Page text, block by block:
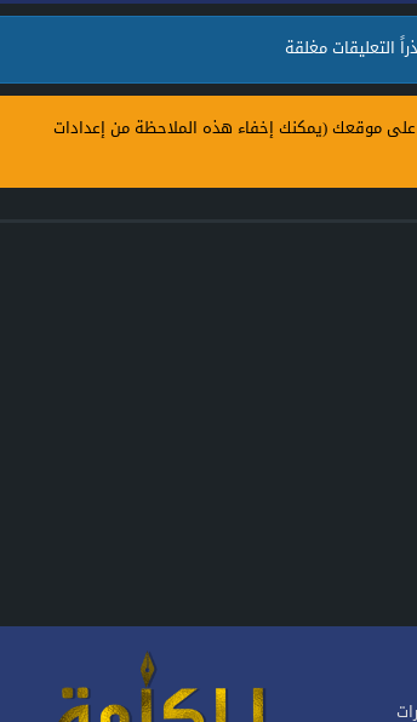
التعليقات مغلقة
موقعك (يمكنك إخفاء هذه الملاحظة من إعدادات